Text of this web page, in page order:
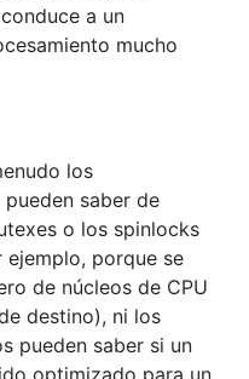
a un
mucho
los
saber de
o los spinlocks
ejemplo, porque se
de núcleos de CPU
destino), ni los
pueden saber si un
optimizado para un